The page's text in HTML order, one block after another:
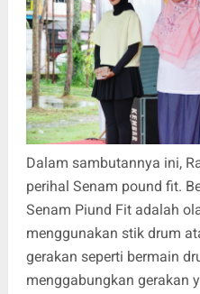
Dalam sambutannya ini,
perihal Senam pound fit.
Senam Piund Fit adalah
menggunakan stik drum
gerakan seperti bermain
menggabungkan gerakan